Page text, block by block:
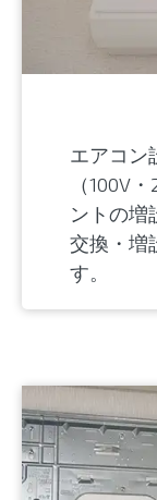
エアコン
（100V
ントの増
交換・増
す。